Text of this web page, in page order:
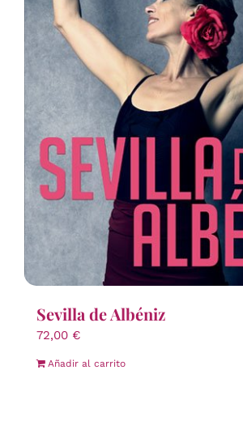
Sevilla de Albéniz
72,00 €
Añadir al carrito